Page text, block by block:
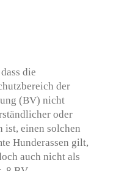
die
der
(BV) nicht
oder
ist, einen solchen
Hunderassen gilt,
auch nicht als